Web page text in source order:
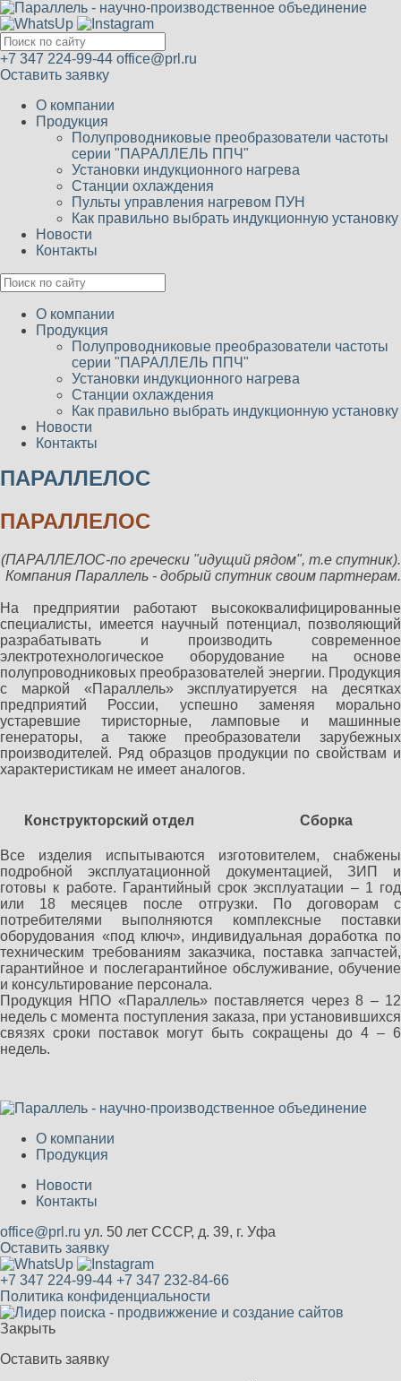
+7 347 224-99-44 office@prl.ru
Оставить заявку
О компании
Продукция
Полупроводниковые преобразователи частоты
серии "ПАРАЛЛЕЛЬ ППЧ"
Установки индукционного нагрева
Станции охлаждения
Пульты управления нагревом ПУН
Как правильно выбрать индукционную установку
Новости
Контакты
О компании
Продукция
Полупроводниковые преобразователи частоты
серии "ПАРАЛЛЕЛЬ ППЧ"
Установки индукционного нагрева
Станции охлаждения
Как правильно выбрать индукционную установку
Новости
Контакты
ПАРАЛЛЕЛОС
ПАРАЛЛЕЛОС
(ПАРАЛЛЕЛОС-по гречески "идущий рядом", т.е спутник).
Компания Параллель - добрый спутник своим партнерам.
На предприятии работают высококвалифицированные
специалисты, имеется научный потенциал, позволяющий
разрабатывать и производить современное
электротехнологическое оборудование на основе
полупроводниковых преобразователей энергии. Продукция
с маркой «Параллель» эксплуатируется на десятках
предприятий России, успешно заменяя морально
устаревшие тиристорные, ламповые и машинные
генераторы, а также преобразователи зарубежных
производителей. Ряд образцов продукции по свойствам и
характеристикам не имеет аналогов.
Конструкторский отдел Сборка
Все изделия испытываются изготовителем, снабжены
подробной эксплуатационной документацией, ЗИП и
готовы к работе. Гарантийный срок эксплуатации – 1 год
или 18 месяцев после отгрузки. По договорам с
потребителями выполняются комплексные поставки
оборудования «под ключ», индивидуальная доработка по
техническим требованиям заказчика, поставка запчастей,
гарантийное и послегарантийное обслуживание, обучение
и консультирование персонала.
Продукция НПО «Параллель» поставляется через 8 – 12
недель с момента поступления заказа, при установившихся
связях сроки поставок могут быть сокращены до 4 – 6
недель.
О компании
Продукция
Новости
Контакты
office@prl.ru ул. 50 лет СССР, д. 39, г. Уфа
Оставить заявку
+7 347 224-99-44 +7 347 232-84-66
Политика конфиденциальности
Закрыть
Оставить заявку